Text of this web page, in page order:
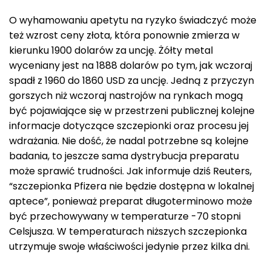
O wyhamowaniu apetytu na ryzyko świadczyć może
też wzrost ceny złota, która ponownie zmierza w
kierunku 1900 dolarów za uncję. Żółty metal
wyceniany jest na 1888 dolarów po tym, jak wczoraj
spadł z 1960 do 1860 USD za uncję. Jedną z przyczyn
gorszych niż wczoraj nastrojów na rynkach mogą
być pojawiające się w przestrzeni publicznej kolejne
informacje dotyczące szczepionki oraz procesu jej
wdrażania. Nie dość, że nadal potrzebne są kolejne
badania, to jeszcze sama dystrybucja preparatu
może sprawić trudności. Jak informuje dziś Reuters,
“szczepionka Pfizera nie będzie dostępna w lokalnej
aptece”, ponieważ preparat długoterminowo może
być przechowywany w temperaturze -70 stopni
Celsjusza. W temperaturach niższych szczepionka
utrzymuje swoje właściwości jedynie przez kilka dni.